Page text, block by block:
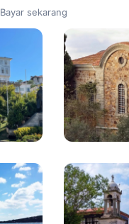
Bayar sekarang